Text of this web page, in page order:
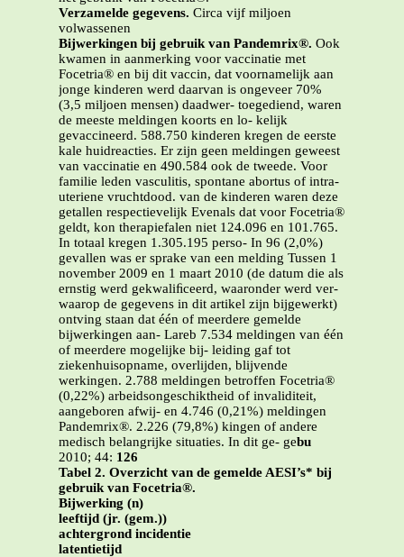
Verzamelde gegevens. Circa vijf miljoen
volwassenen
Bijwerkingen bij gebruik van Pandemrix®. Ook
kwamen in aanmerking voor vaccinatie met
Focetria® en bij dit vaccin, dat voornamelijk aan
jonge kinderen werd daarvan is ongeveer 70%
(3,5 miljoen mensen) daadwer- toegediend, waren
de meeste meldingen koorts en lo- kelijk
gevaccineerd. 588.750 kinderen kregen de eerste
kale huidreacties. Er zijn geen meldingen geweest
van vaccinatie en 490.584 ook de tweede. Voor
familie leden vasculitis, spontane abortus of intra-
uteriene vruchtdood. van de kinderen waren deze
getallen respectievelijk Evenals dat voor Focetria®
geldt, kon therapiefalen niet 124.096 en 101.765.
In totaal kregen 1.305.195 perso- In 96 (2,0%)
gevallen was er sprake van een melding Tussen 1
november 2009 en 1 maart 2010 (de datum die als
ernstig werd gekwaliﬁceerd, waaronder werd ver-
waarop de gegevens in dit artikel zijn bijgewerkt)
ontving staan dat één of meerdere gemelde
bijwerkingen aan- Lareb 7.534 meldingen van één
of meerdere mogelijke bij- leiding gaf tot
ziekenhuisopname, overlijden, blijvende
werkingen. 2.788 meldingen betroffen Focetria®
(0,22%) arbeidsongeschiktheid of invaliditeit,
aangeboren afwij- en 4.746 (0,21%) meldingen
Pandemrix®. 2.226 (79,8%) kingen of andere
medisch belangrijke situaties. In dit ge- gebu
2010; 44: 126
Tabel 2. Overzicht van de gemelde AESI’s* bij
gebruik van Focetria®.
Bijwerking (n)
leeftijd (jr. (gem.))
achtergrond incidentie
latentietijd